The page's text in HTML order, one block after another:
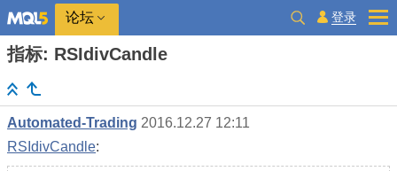
论坛 登录
指标: RSIdivCandle
Automated-Trading 2016.12.27 12:11
RSIdivCandle: